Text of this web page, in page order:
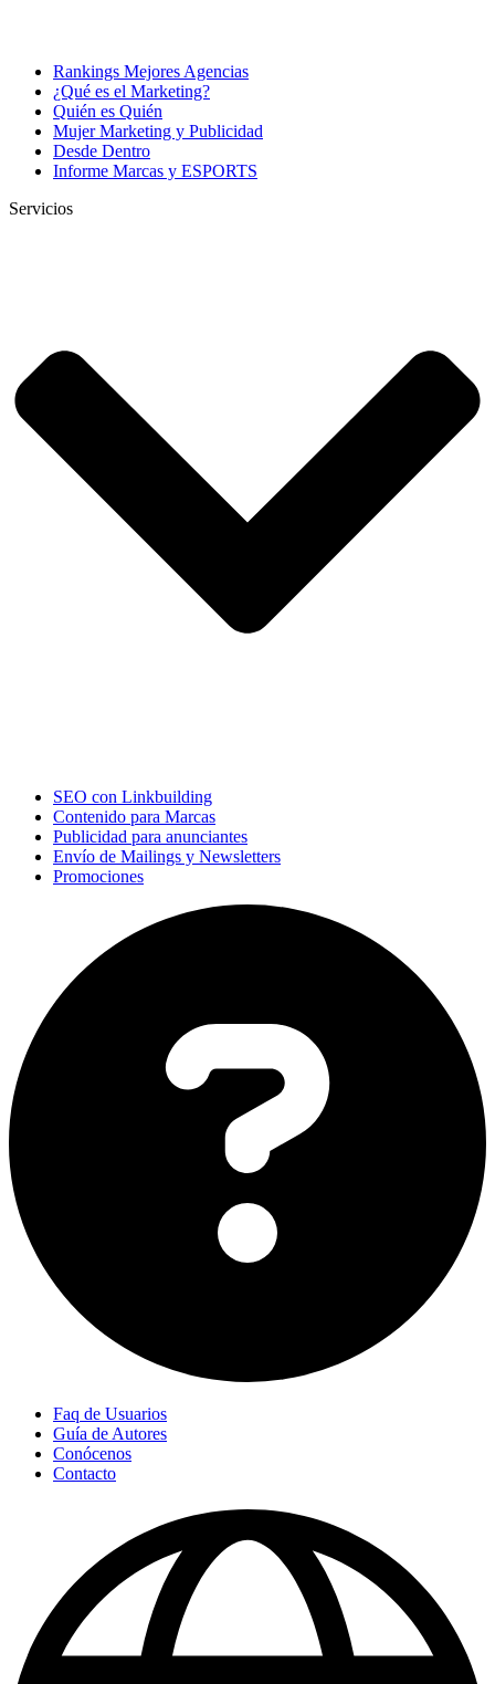
Rankings Mejores Agencias
¿Qué es el Marketing?
Quién es Quién
Mujer Marketing y Publicidad
Desde Dentro
Informe Marcas y ESPORTS
Servicios
SEO con Linkbuilding
Contenido para Marcas
Publicidad para anunciantes
Envío de Mailings y Newsletters
Promociones
Faq de Usuarios
Guía de Autores
Conócenos
Contacto